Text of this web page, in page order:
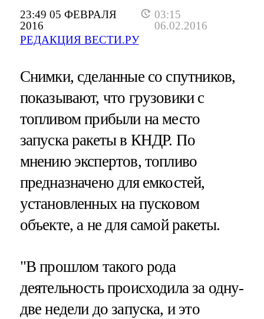
23:49 05 ФЕВРАЛЯ
2016
03:15
06.02.2016
РЕДАКЦИЯ ВЕСТИ.РУ
Снимки, сделанные со спутников,
показывают, что грузовики с
топливом прибыли на место
запуска ракеты в КНДР. По
мнению экспертов, топливо
предназначено для емкостей,
установленных на пусковом
объекте, а не для самой ракеты.
"В прошлом такого рода
деятельность происходила за одну-
две недели до запуска, и это